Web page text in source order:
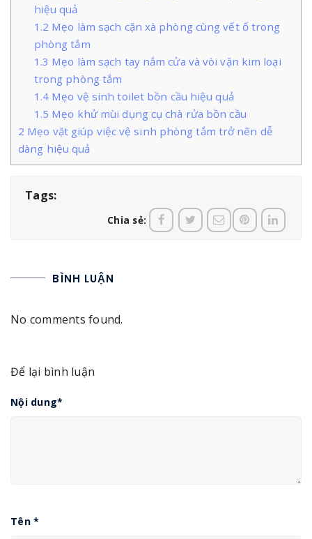
hiệu quả
1.2 Mẹo làm sạch cặn xà phòng cùng vết ố trong
phòng tắm
1.3 Mẹo làm sạch tay nắm cửa và vòi vặn kim loại
trong phòng tắm
1.4 Mẹo vệ sinh toilet bồn cầu hiệu quả
1.5 Mẹo khử mùi dụng cụ chà rửa bồn cầu
2 Mẹo vặt giúp việc vệ sinh phòng tắm trở nên dễ
dàng hiệu quả
Tags:
Chia sẻ:
BÌNH LUẬN
No comments found.
Để lại bình luận
Nội dung*
Tên *